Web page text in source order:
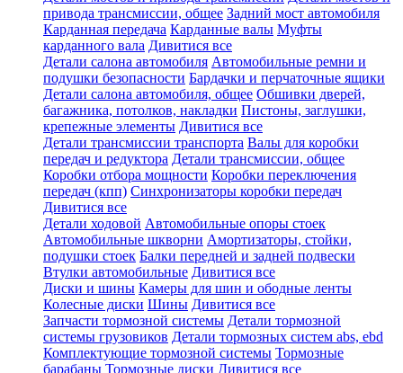
привода трансмиссии, общее Задний мост автомобиля
Карданная передача Карданные валы Муфты
карданного вала Дивитися все
Детали салона автомобиля Автомобильные ремни и
подушки безопасности Бардачки и перчаточные ящики
Детали салона автомобиля, общее Обшивки дверей,
багажника, потолков, накладки Пистоны, заглушки,
крепежные элементы Дивитися все
Детали трансмиссии транспорта Валы для коробки
передач и редуктора Детали трансмиссии, общее
Коробки отбора мощности Коробки переключения
передач (кпп) Синхронизаторы коробки передач
Дивитися все
Детали ходовой Автомобильные опоры стоек
Автомобильные шкворни Амортизаторы, стойки,
подушки стоек Балки передней и задней подвески
Втулки автомобильные Дивитися все
Диски и шины Камеры для шин и ободные ленты
Колесные диски Шины Дивитися все
Запчасти тормозной системы Детали тормозной
системы грузовиков Детали тормозных систем abs, ebd
Комплектующие тормозной системы Тормозные
барабаны Тормозные диски Дивитися все